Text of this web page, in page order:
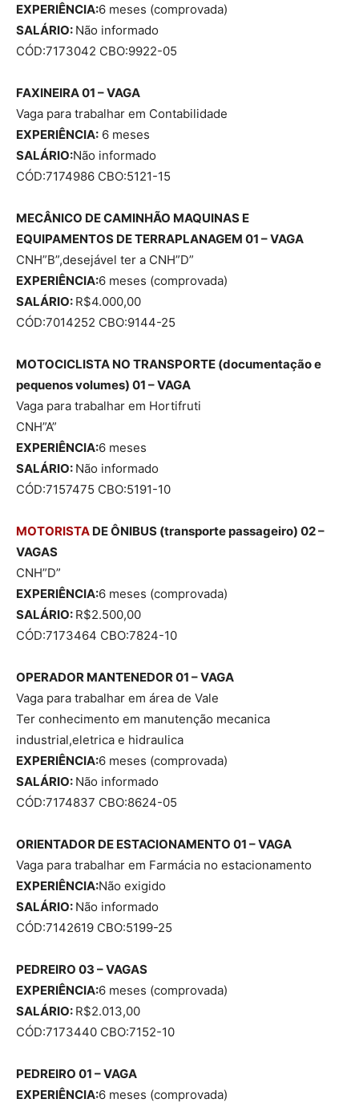
EXPERIÊNCIA:6 meses (comprovada)
SALÁRIO: Não informado
CÓD:7173042 CBO:9922-05
FAXINEIRA 01 – VAGA
Vaga para trabalhar em Contabilidade
EXPERIÊNCIA: 6 meses
SALÁRIO:Não informado
CÓD:7174986 CBO:5121-15
MECÂNICO DE CAMINHÃO MAQUINAS E
EQUIPAMENTOS DE TERRAPLANAGEM 01 – VAGA
CNH”B”,desejável ter a CNH”D”
EXPERIÊNCIA:6 meses (comprovada)
SALÁRIO: R$4.000,00
CÓD:7014252 CBO:9144-25
MOTOCICLISTA NO TRANSPORTE (documentação e
pequenos volumes) 01 – VAGA
Vaga para trabalhar em Hortifruti
CNH”A”
EXPERIÊNCIA:6 meses
SALÁRIO: Não informado
CÓD:7157475 CBO:5191-10
MOTORISTA DE ÔNIBUS (transporte passageiro) 02 –
VAGAS
CNH”D”
EXPERIÊNCIA:6 meses (comprovada)
SALÁRIO: R$2.500,00
CÓD:7173464 CBO:7824-10
OPERADOR MANTENEDOR 01 – VAGA
Vaga para trabalhar em área de Vale
Ter conhecimento em manutenção mecanica
industrial,eletrica e hidraulica
EXPERIÊNCIA:6 meses (comprovada)
SALÁRIO: Não informado
CÓD:7174837 CBO:8624-05
ORIENTADOR DE ESTACIONAMENTO 01 – VAGA
Vaga para trabalhar em Farmácia no estacionamento
EXPERIÊNCIA:Não exigido
SALÁRIO: Não informado
CÓD:7142619 CBO:5199-25
PEDREIRO 03 – VAGAS
EXPERIÊNCIA:6 meses (comprovada)
SALÁRIO: R$2.013,00
CÓD:7173440 CBO:7152-10
PEDREIRO 01 – VAGA
EXPERIÊNCIA:6 meses (comprovada)